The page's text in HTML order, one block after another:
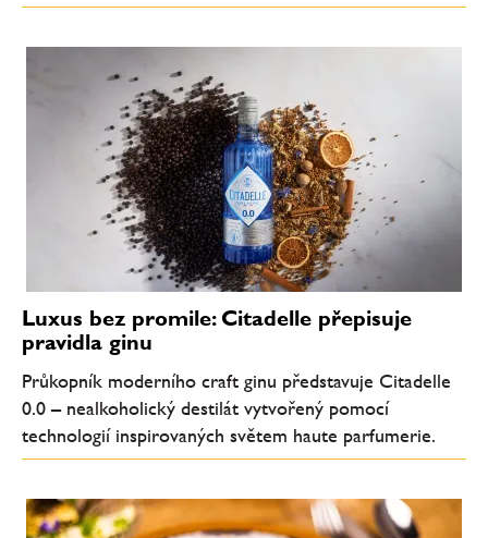
Luxus bez promile: Citadelle přepisuje
pravidla ginu
Průkopník moderního craft ginu představuje Citadelle
0.0 – nealkoholický destilát vytvořený pomocí
technologií inspirovaných světem haute parfumerie.